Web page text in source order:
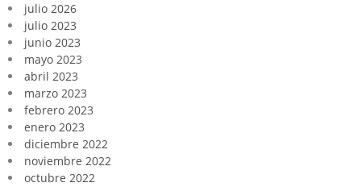
julio 2026
julio 2023
junio 2023
mayo 2023
abril 2023
marzo 2023
febrero 2023
enero 2023
diciembre 2022
noviembre 2022
octubre 2022